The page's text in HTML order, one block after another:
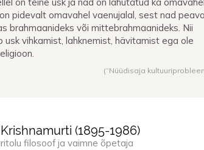
pidevalt omavahel vaenujalal, sest nad
brahmaanideks või mittebrahmaanideks. Nii
usk vihkamist, lahknemist, hävitamist ega ole
(“Nüüdisaja
(1895-1986)
filosoof ja vaimne õpetaja